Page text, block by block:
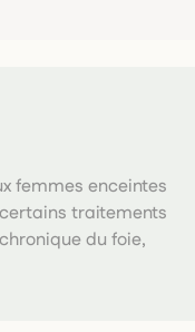
femmes enceintes
traitements
du foie,